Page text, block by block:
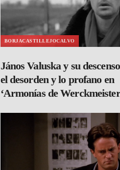
BORJACASTILLEJOCALVO
János Valuska y su
el desorden y lo profano en
‘Armonías de